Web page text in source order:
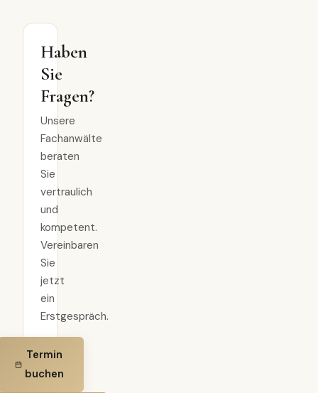
Haben
Sie
Fragen?
Unsere
Fachanwälte
beraten
Sie
vertraulich
und
kompetent.
Vereinbaren
Sie
jetzt
ein
Erstgespräch.
Termin
buchen